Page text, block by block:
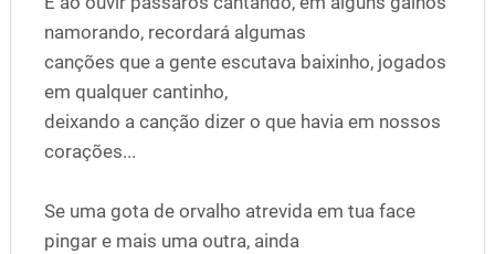
namorando, recordará algumas
canções que a gente escutava baixinho, jogados
em qualquer cantinho,
deixando a canção dizer o que havia em nossos
corações...
Se uma gota de orvalho atrevida em tua face
pingar e mais uma outra, ainda